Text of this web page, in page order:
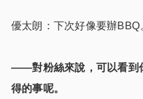
優太朗：下次好像要辦BBQ
――對粉絲來說，可以看到
得的事呢。